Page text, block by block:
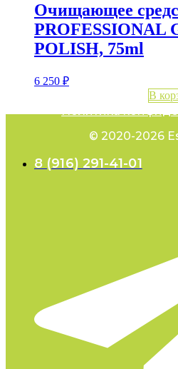
Очищающее
PROFESSIONAL
POLISH, 75ml
6 250 ₽
В
Политика
© 2020-2026
8 (916) 291-41-01